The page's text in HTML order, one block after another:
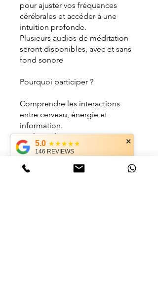
pour ajuster vos fréquences
cérébrales et accéder à une
intuition profonde.
Plusieurs audios de méditation
seront disponibles, avec et sans
fond sonore
Pourquoi participer ?
Comprendre les interactions
entre cerveau, énergie et
information.
Explorer des pratiques avancées
pour élever votre conscience.
Repenser la réalité, le temps et
votre rôle dans l’univers.
×
5.0 ★★★★★
146 REVIEWS